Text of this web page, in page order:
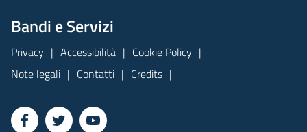
Bandi e Servizi
Privacy Accessibilità
Cookie Policy
Note legali
Contatti Credits